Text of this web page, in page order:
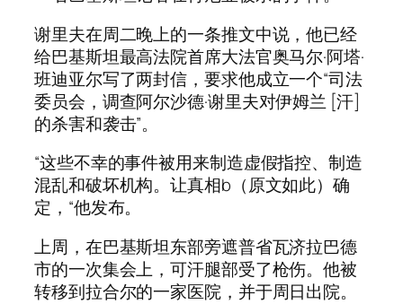
谢里夫在周二晚上的一条推文中说，他已经
给巴基斯坦最高法院首席大法官奥马尔·阿塔·
班迪亚尔写了两封信，要求他成立一个“司法
委员会，调查阿尔沙德·谢里夫对伊姆兰 [汗]
的杀害和袭击”。
“这些不幸的事件被用来制造虚假指控、制造
混乱和破坏机构。让真相b（原文如此）确
定，“他发布。
上周，在巴基斯坦东部旁遮普省瓦济拉巴德
市的一次集会上，可汗腿部受了枪伤。他被
转移到拉合尔的一家医院，并于周日出院。